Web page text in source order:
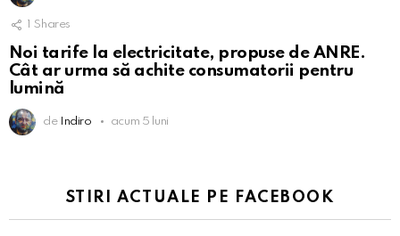
1 Shares
Noi tarife la electricitate, propuse de ANRE.
Cât ar urma să achite consumatorii pentru
lumină
de Indiro acum 5 luni
STIRI ACTUALE PE FACEBOOK